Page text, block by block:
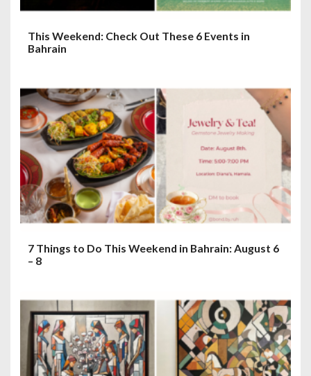
This Weekend: Check Out These 6 Events in
Bahrain
7 Things to Do This Weekend in Bahrain: August 6
– 8